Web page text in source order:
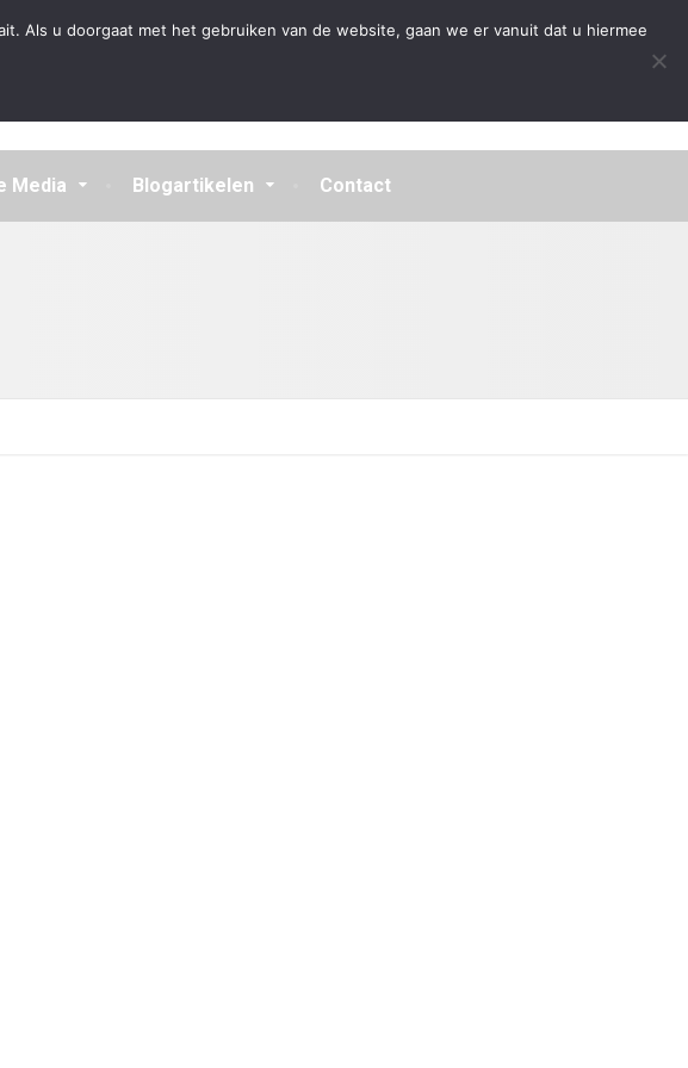
Algemene Voorwaarden Disclaimer Privacybeleid
Media Blogartikelen Contact
Als u doorgaat met het gebruiken van de website, gaan we er vanuit dat u hiermee